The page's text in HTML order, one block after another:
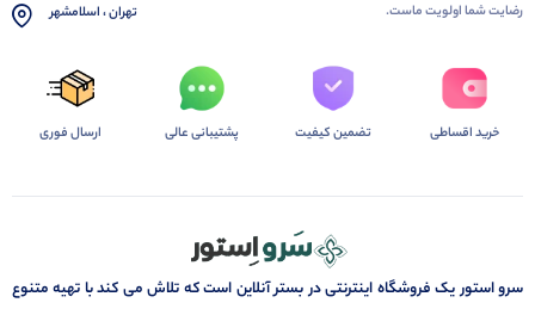
رضایت شما اولویت ماست.
تهران ، اسلامشهر
خرید اقساطی تضمین کیفیت پشتیبانی عالی ارسال فوری
سرو استور یک فروشگاه اینترنتی در بستر آنلاین است که تلاش می کند با تهیه متنوع